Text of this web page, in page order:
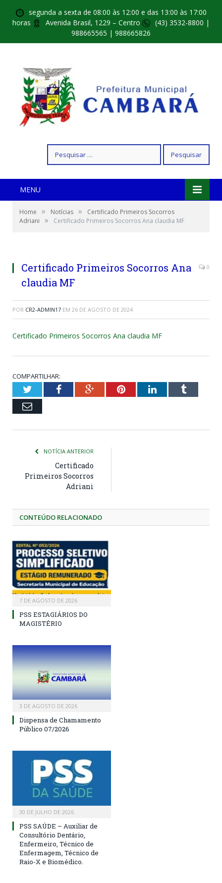
segunda a sexta de 08:00 às 12:00 e das 13:00 às 17:00
horas
Avenida Brasil, 1229 – Centro
(43) 3532-8800 |
988665565 | 988665826
por:
MENU
Home » Notícias »
Certificado Primeiros Socorros
Adriani
» Certificado Primeiros Socorros Ana claudia MF
Certificado Primeiros Socorros Ana
claudia MF
0
POR CR2-ADMIN17 EM 26 DE AGOSTO DE 2024
Certificado Primeiros Socorros Ana claudia MF
COMPARTILHAR:
TwitterFacebookGoogle+PinterestLinkedInTumblr
Email
NOTÍCIA ANTERIOR
Certificado
Primeiros Socorros
Adriani
CONTEÚDO RELACIONADO
7 DE AGOSTO DE 2026
PSS ESTAGIÁRIOS DO
MAGISTÉRIO
3 DE AGOSTO DE 2026
Dispensa de Chamamento
Público 07/2026
30 DE JULHO DE 2026
PSS SAÚDE – Auxiliar de
Consultório Dentário,
Enfermeiro, Técnico de
Enfermagem, Técnico de
Raio-X e Biomédico.